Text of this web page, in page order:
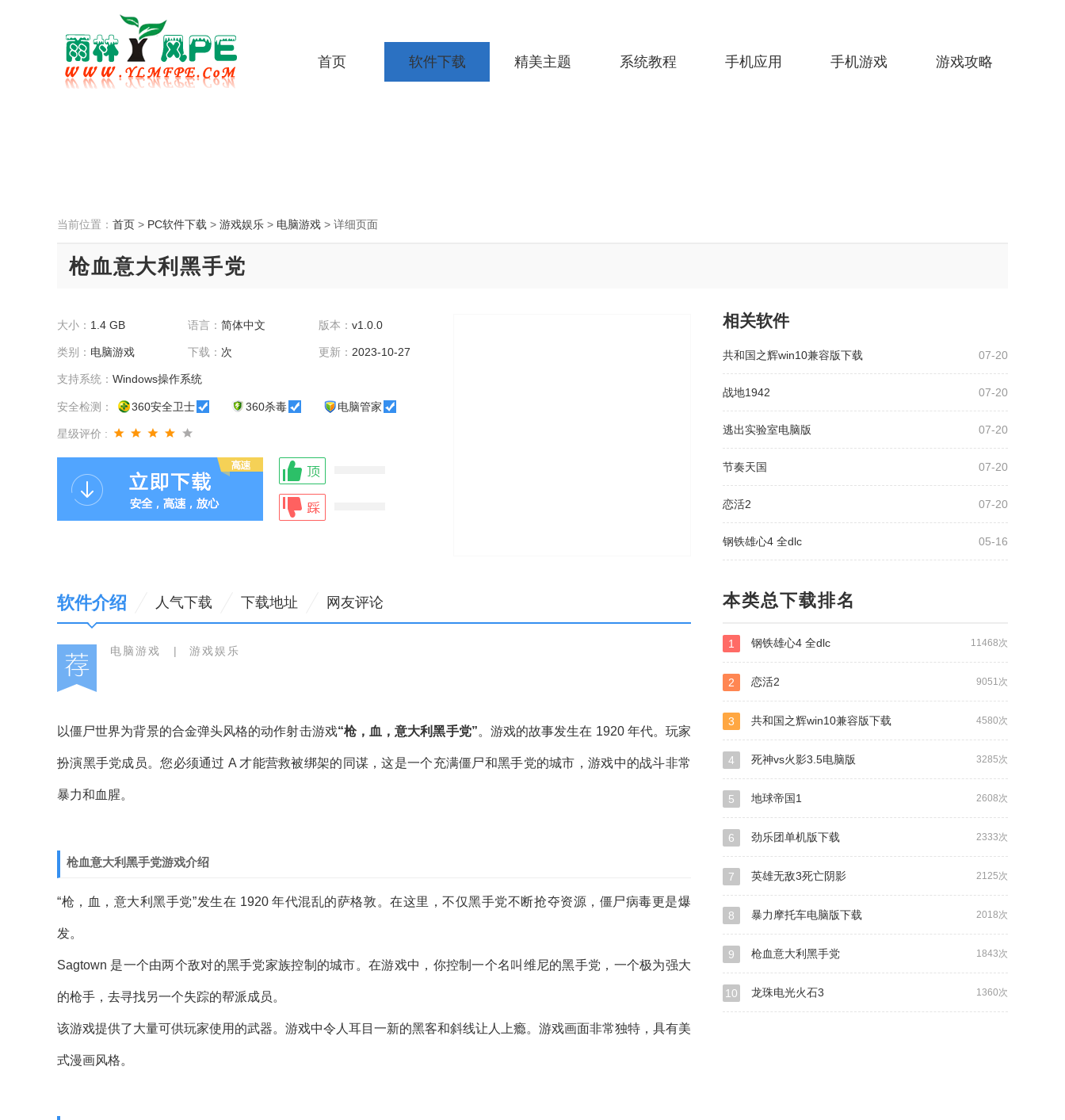
首页 软件下载 精美主题 系统教程 手机应用 手机游戏 游戏攻略
当前位置： 首页 > PC软件下载 > 游戏娱乐 > 电脑游戏 > 详细页面
枪血意大利黑手党
大小： 1.4 GB 语言： 简体中文 版本： v1.0.0
类别： 电脑游戏 下载： 次 更新： 2023-10-27
支持系统： Windows操作系统
安全检测： 360安全卫士 360杀毒 电脑管家
星级评价 :
相关软件
07-20
共和国之辉win10兼容版下载
07-20
战地1942
07-20
逃出实验室电脑版
07-20
节奏天国
07-20
恋活2
05-16
钢铁雄心4 全dlc
软件介绍 人气下载 下载地址 网友评论
电脑游戏 | 游戏娱乐
以僵尸世界为背景的合金弹头风格的动作射击游戏“枪，血，意大利黑手党”。游戏的故事发生在 1920 年代。玩家
扮演黑手党成员。您必须通过 A 才能营救被绑架的同谋，这是一个充满僵尸和黑手党的城市，游戏中的战斗非常
暴力和血腥。
枪血意大利黑手党游戏介绍
“枪，血，意大利黑手党”发生在 1920 年代混乱的萨格敦。在这里，不仅黑手党不断抢夺资源，僵尸病毒更是爆
发。
Sagtown 是一个由两个敌对的黑手党家族控制的城市。在游戏中，你控制一个名叫维尼的黑手党，一个极为强大
的枪手，去寻找另一个失踪的帮派成员。
该游戏提供了大量可供玩家使用的武器。游戏中令人耳目一新的黑客和斜线让人上瘾。游戏画面非常独特，具有美
式漫画风格。
本类总下载排名
11468次
1 钢铁雄心4 全dlc
9051次
2 恋活2
4580次
3 共和国之辉win10兼容版下载
3285次
4 死神vs火影3.5电脑版
2608次
5 地球帝国1
2333次
6 劲乐团单机版下载
2125次
7 英雄无敌3死亡阴影
2018次
8 暴力摩托车电脑版下载
1843次
9 枪血意大利黑手党
1360次
10 龙珠电光火石3